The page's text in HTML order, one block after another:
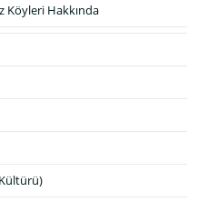
Köyleri Hakkında